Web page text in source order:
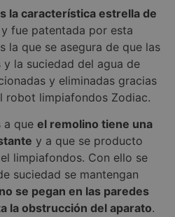
la característica estrella de
y fue patentada por esta
la que se asegura de que las
la suciedad del agua de
y eliminadas gracias
robot limpiafondos Zodiac.
a que el remolino tiene una
y a que se producto
limpiafondos. Con ello se
suciedad se mantengan
no se pegan en las paredes
la obstrucción del aparato.